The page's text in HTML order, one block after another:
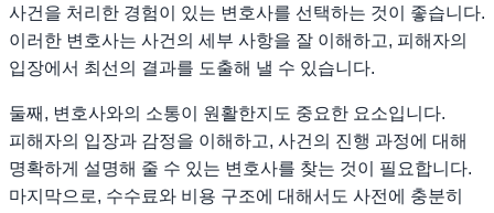
사건을 처리한 경험이 있는 변호사를 선택하는 것이 좋습니다.
이러한 변호사는 사건의 세부 사항을 잘 이해하고, 피해자의
입장에서 최선의 결과를 도출해 낼 수 있습니다.
둘째, 변호사와의 소통이 원활한지도 중요한 요소입니다.
피해자의 입장과 감정을 이해하고, 사건의 진행 과정에 대해
명확하게 설명해 줄 수 있는 변호사를 찾는 것이 필요합니다.
마지막으로, 수수료와 비용 구조에 대해서도 사전에 충분히